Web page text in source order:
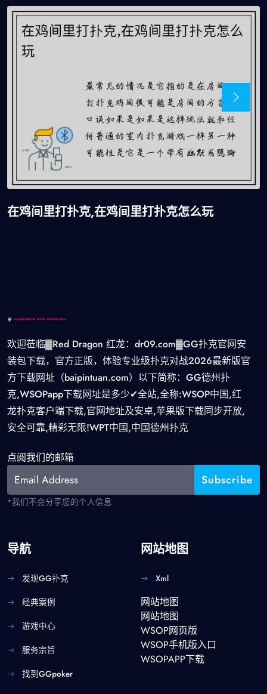
在鸡间里打扑克,在鸡间里打扑克怎么玩
欢迎莅临▓Red Dragon 红龙：dr09.com▓GG扑克官网安
装包下载，官方正版，体验专业级扑克对战2026最新版官
方下载网址（baipintuan.com）以下简称：GG德州扑
克,WSOPapp下载网址是多少✔全站,全称:WSOP中国,红
龙扑克客户端下载,官网地址及安卓,苹果版下载同步开放,
安全可靠,精彩无限!WPT中国,中国德州扑克
点阅我们的邮箱
*我们不会分享您的个人信息
导航
发现GG扑克
经典案例
游戏中心
服务宗旨
找到GGpoker
网站地图
Xml
网站地图
网站地图
WSOP网页版
WSOP手机版入口
WSOPAPP下载